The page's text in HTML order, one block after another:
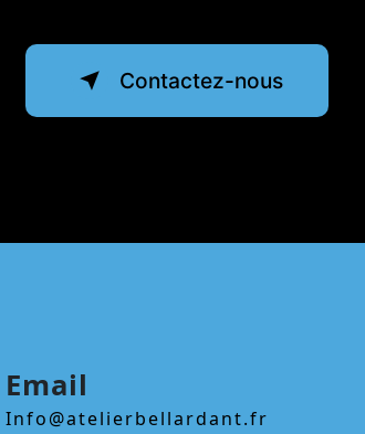
Contactez-nous
Email
info@atelierbellardant.fr